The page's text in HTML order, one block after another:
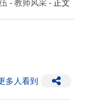
多人看到